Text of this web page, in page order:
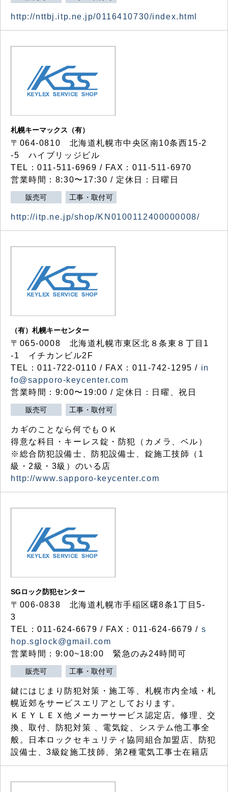
http://nttbj.itp.ne.jp/0116410730/index.html
札幌キーマックス（有）
〒064-0810 北海道札幌市中央区南10条西15-2
-5 ハイブリッジビル
TEL：011-511-6969 / FAX：011-511-6970
営業時間：8:30〜17:30 / 定休日：日曜日
販売可 工事・取付可
http://itp.ne.jp/shop/KN0100112400000008/
（有）札幌キーセンター
〒065-0008 北海道札幌市東区北８条東８丁目1
-1 イチカンビル2F
TEL：011-722-0110 / FAX：011-742-1295 / in
fo@sapporo-keycenter.com
営業時間：9:00〜19:00 / 定休日：日曜、祝日
販売可 工事・取付可
カギのことなら何でもＯＫ
得意な科目・キーレス錠・防犯（カメラ、ベル）
※総合防犯設備士、防犯設備士、錠施工技師（1
級・2級・3級）のいる店
http://www.sapporo-keycenter.com
SGロック防犯センター
〒006-0838 北海道札幌市手稲区曙8条1丁目5-
3
TEL：011-624-6679 / FAX：011-624-6679 / s
hop.sglock@gmail.com
営業時間：9:00~18:00 緊急のみ24時間可
販売可 工事・取付可
鍵にはじまり防犯対策・施工等、札幌市内全域・札
幌近郊をサービスエリアとしております。
ＫＥＹＬＥＸ他メーカーサービス認定店。修理、交
換、取付、防犯対策 、電気錠、システム他工事全
般。日本ロックセキュリティ協同組合加盟店、防犯
設備士、3級錠施工技師、第2種電気工事士在籍店